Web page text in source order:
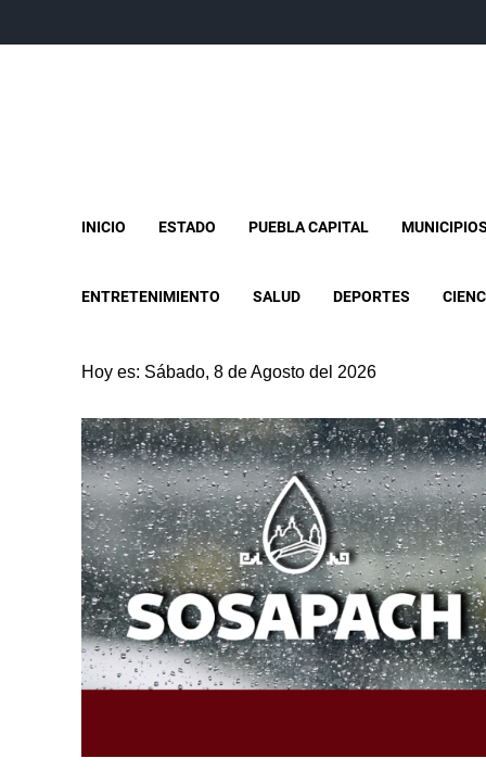
INICIO ESTADO PUEBLA CAPITAL MUNICIPIOS
ENTRETENIMIENTO SALUD DEPORTES
Hoy es: Sábado, 8 de Agosto del 2026